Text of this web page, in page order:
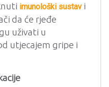
imunološki sustav i
da će rjeđe
uživati ​​u
utjecajem gripe i